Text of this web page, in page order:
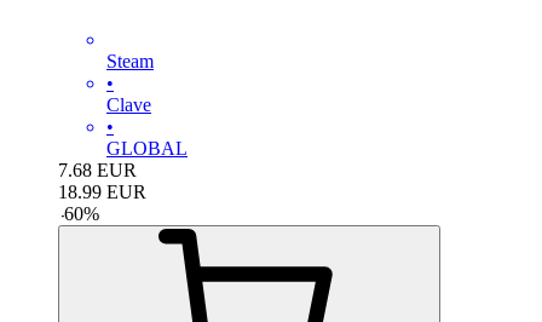
Steam
•
Clave
•
GLOBAL
7.68 EUR
18.99 EUR
-60%